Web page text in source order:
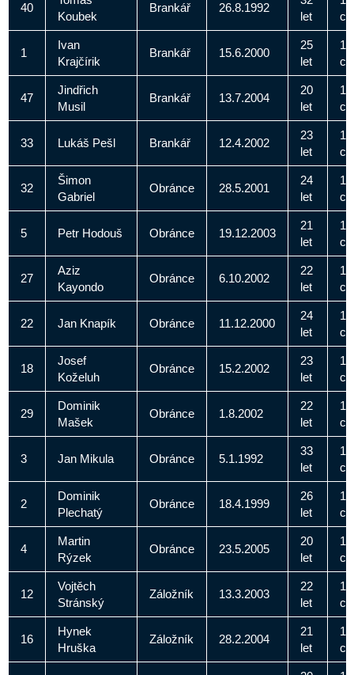
40
Koubek
Brankář 26.8.1992
let
1
Ivan
Krajčírik
Brankář 15.6.2000
25
let
47
Jindřich
Musil
Brankář 13.7.2004
20
let
33 Lukáš Pešl Brankář 12.4.2002
23
let
32
Šimon
Gabriel
Obránce 28.5.2001
24
let
5 Petr Hodouš Obránce 19.12.2003
21
let
27
Aziz
Kayondo
Obránce 6.10.2002
22
let
22 Jan Knapík Obránce 11.12.2000
24
let
18
Josef
Koželuh
Obránce 15.2.2002
23
let
29
Dominik
Mašek
Obránce 1.8.2002
22
let
3 Jan Mikula Obránce 5.1.1992
33
let
2
Dominik
Plechatý
Obránce 18.4.1999
26
let
4
Martin
Rýzek
Obránce 23.5.2005
20
let
12
Vojtěch
Stránský
Záložník 13.3.2003
22
let
16
Hynek
Hruška
Záložník 28.2.2004
21
let